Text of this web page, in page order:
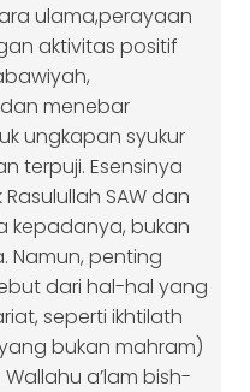
ulama,perayaan
aktivitas positif
menebar
ungkapan syukur
terpuji. Esensinya
SAW dan
kepadanya, bukan
Namun, penting
dari hal-hal yang
seperti ikhtilath
bukan mahram)
a’lam bish-